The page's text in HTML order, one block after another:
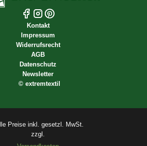
Kontakt
Impressum
Widerrufsrecht
AGB
Datenschutz
Newsletter
© extremtextil
Preise inkl. gesetzl. MwSt.
zzgl.